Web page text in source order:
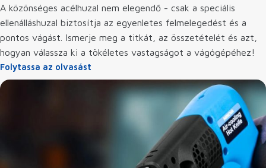
A közönséges acélhuzal nem elegendő - csak a speciális
ellenálláshuzal biztosítja az egyenletes felmelegedést és a
pontos vágást. Ismerje meg a titkát, az összetételét és azt,
hogyan válassza ki a tökéletes vastagságot a vágógépéhez!
Folytassa az olvasást